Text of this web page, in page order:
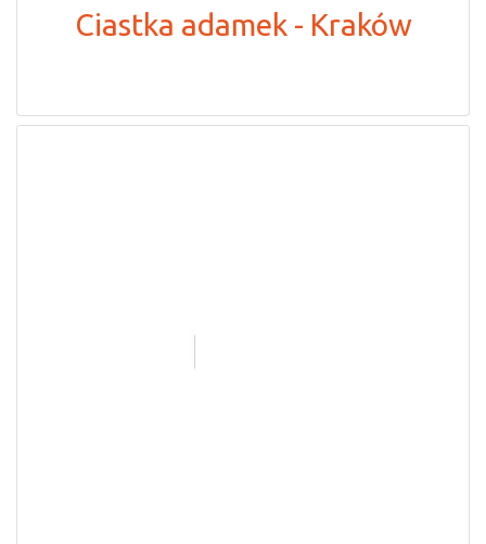
Ciastka adamek - Kraków